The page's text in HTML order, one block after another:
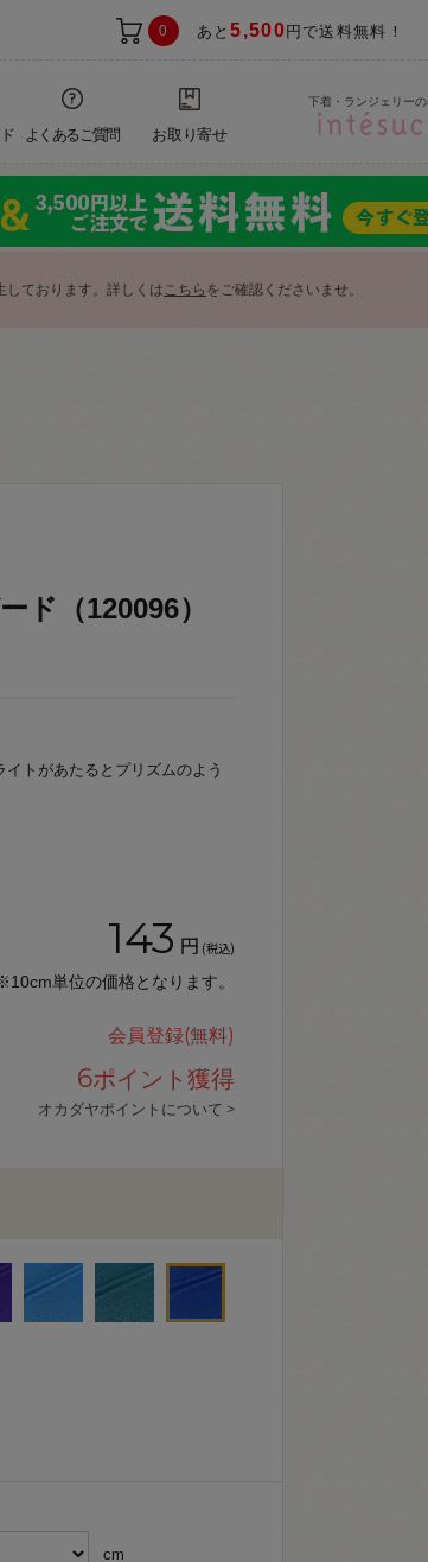
0 あと5,500 円で送料無料！
よくあるご質問 お取り寄せ
下着・ランジェリー
しております。詳しくはこちら をご確認くださいませ。
ド（120096）
トがあたるとプリズムのよう
143 円 (税込)
単位の価格となります。
会員登録(無料)
6ポイント獲得
オカダヤポイントについて >
cm